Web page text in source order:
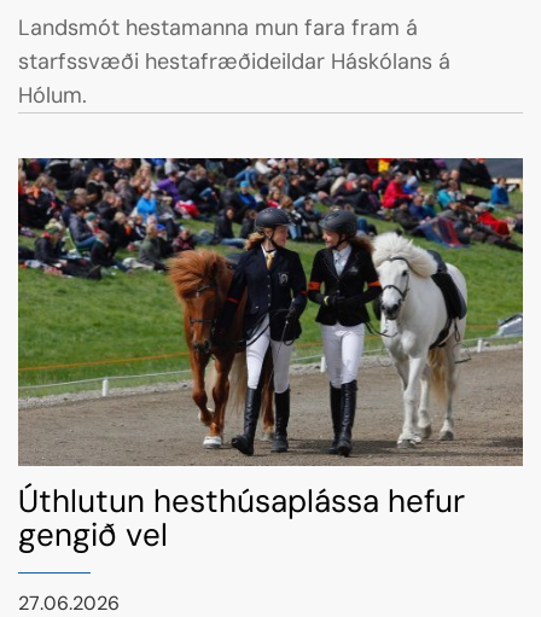
Landsmót hestamanna mun fara fram á
starfssvæði hestafræðideildar Háskólans á
Hólum.
Úthlutun hesthúsaplássa hefur
gengið vel
27.06.2026